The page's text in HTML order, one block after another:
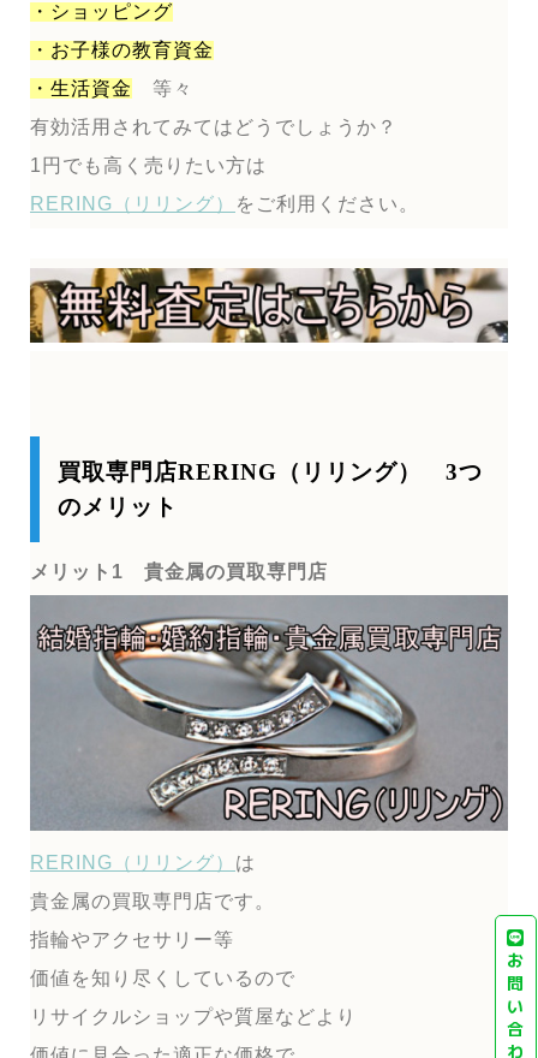
・ショッピング
・お子様の教育資金
・生活資金
等々
有効活用されてみてはどうでしょうか？
1円でも高く売りたい方は
RERING（リリング）
をご利用ください。
買取専門店RERING（リリング） 3つ
のメリット
メリット1 貴金属の買取専門店
RERING（リリング） は
貴金属の買取専門店です。
指輪やアクセサリー等
価値を知り尽くしているので
リサイクルショップや質屋などより
お
問
い
合
わ